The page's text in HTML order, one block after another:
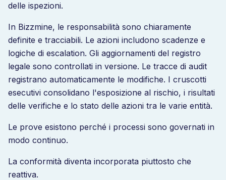
delle ispezioni.
In Bizzmine, le responsabilità sono chiaramente
definite e tracciabili. Le azioni includono scadenze e
logiche di escalation. Gli aggiornamenti del registro
legale sono controllati in versione. Le tracce di audit
registrano automaticamente le modifiche. I cruscotti
esecutivi consolidano l'esposizione al rischio, i risultati
delle verifiche e lo stato delle azioni tra le varie entità.
Le prove esistono perché i processi sono governati in
modo continuo.
La conformità diventa incorporata piuttosto che
reattiva.